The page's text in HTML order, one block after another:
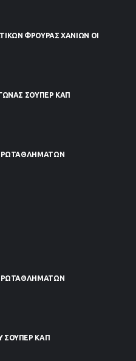
ΦΡΟΥΡΆΣ ΧΑΝΊΩΝ ΟΙ
ΣΟΥΠΕΡ ΚΑΠ
ΣΟΥΠΕΡ ΚΑΠ